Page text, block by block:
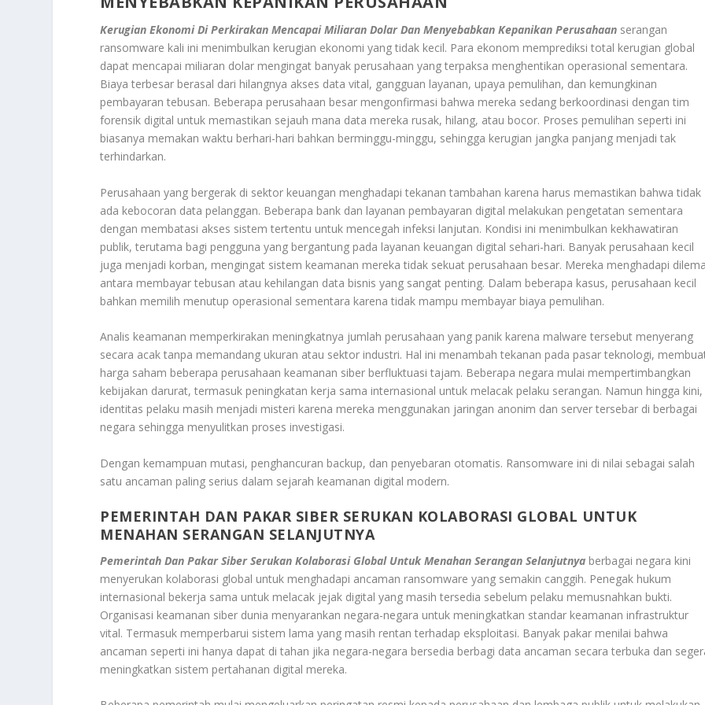
Kerugian Ekonomi Di Perkirakan Mencapai Miliaran Dolar Dan Menyebabkan Kepanikan Perusahaan serangan
ransomware kali ini menimbulkan kerugian ekonomi yang tidak kecil. Para ekonom memprediksi total kerugian global
dapat mencapai miliaran dolar mengingat banyak perusahaan yang terpaksa menghentikan operasional sementara.
Biaya terbesar berasal dari hilangnya akses data vital, gangguan layanan, upaya pemulihan, dan kemungkinan
pembayaran tebusan. Beberapa perusahaan besar mengonfirmasi bahwa mereka sedang berkoordinasi dengan tim
forensik digital untuk memastikan sejauh mana data mereka rusak, hilang, atau bocor. Proses pemulihan seperti ini
biasanya memakan waktu berhari-hari bahkan berminggu-minggu, sehingga kerugian jangka panjang menjadi tak
terhindarkan.
Perusahaan yang bergerak di sektor keuangan menghadapi tekanan tambahan karena harus memastikan bahwa tidak
ada kebocoran data pelanggan. Beberapa bank dan layanan pembayaran digital melakukan pengetatan sementara
dengan membatasi akses sistem tertentu untuk mencegah infeksi lanjutan. Kondisi ini menimbulkan kekhawatiran
publik, terutama bagi pengguna yang bergantung pada layanan keuangan digital sehari-hari. Banyak perusahaan kecil
juga menjadi korban, mengingat sistem keamanan mereka tidak sekuat perusahaan besar. Mereka menghadapi
antara membayar tebusan atau kehilangan data bisnis yang sangat penting. Dalam beberapa kasus, perusahaan kecil
bahkan memilih menutup operasional sementara karena tidak mampu membayar biaya pemulihan.
Analis keamanan memperkirakan meningkatnya jumlah perusahaan yang panik karena malware tersebut menyerang
secara acak tanpa memandang ukuran atau sektor industri. Hal ini menambah tekanan pada pasar teknologi,
harga saham beberapa perusahaan keamanan siber berfluktuasi tajam. Beberapa negara mulai mempertimbangkan
kebijakan darurat, termasuk peningkatan kerja sama internasional untuk melacak pelaku serangan. Namun hingga kini,
identitas pelaku masih menjadi misteri karena mereka menggunakan jaringan anonim dan server tersebar di berbagai
negara sehingga menyulitkan proses investigasi.
Dengan kemampuan mutasi, penghancuran backup, dan penyebaran otomatis. Ransomware ini di nilai sebagai salah
satu ancaman paling serius dalam sejarah keamanan digital modern.
PEMERINTAH DAN PAKAR SIBER SERUKAN KOLABORASI GLOBAL UNTUK
MENAHAN SERANGAN SELANJUTNYA
Pemerintah Dan Pakar Siber Serukan Kolaborasi Global Untuk Menahan Serangan Selanjutnya berbagai negara kini
menyerukan kolaborasi global untuk menghadapi ancaman ransomware yang semakin canggih. Penegak hukum
internasional bekerja sama untuk melacak jejak digital yang masih tersedia sebelum pelaku memusnahkan bukti.
Organisasi keamanan siber dunia menyarankan negara-negara untuk meningkatkan standar keamanan infrastruktur
vital. Termasuk memperbarui sistem lama yang masih rentan terhadap eksploitasi. Banyak pakar menilai bahwa
ancaman seperti ini hanya dapat di tahan jika negara-negara bersedia berbagi data ancaman secara terbuka dan
meningkatkan sistem pertahanan digital mereka.